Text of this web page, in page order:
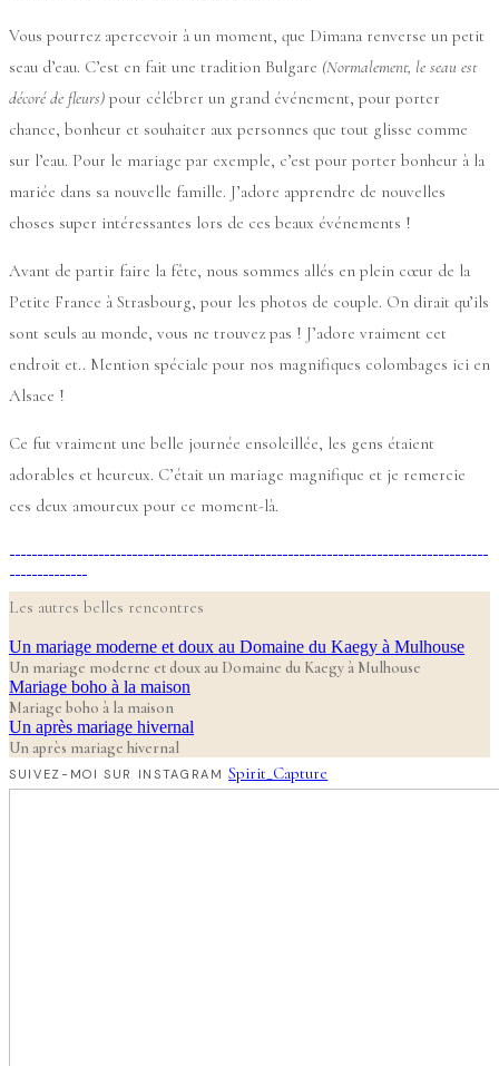
Vous pourrez apercevoir à un moment, que Dimana renverse un petit
seau d’eau. C’est en fait une tradition Bulgare (Normalement, le seau est
décoré de fleurs) pour célébrer un grand événement, pour porter
chance, bonheur et souhaiter aux personnes que tout glisse comme
sur l’eau. Pour le mariage par exemple, c’est pour porter bonheur à la
mariée dans sa nouvelle famille. J’adore apprendre de nouvelles
choses super intéressantes lors de ces beaux événements !
Avant de partir faire la fête, nous sommes allés en plein cœur de la
Petite France à Strasbourg, pour les photos de couple. On dirait qu’ils
sont seuls au monde, vous ne trouvez pas ! J’adore vraiment cet
endroit et.. Mention spéciale pour nos magnifiques colombages ici en
Alsace !
Ce fut vraiment une belle journée ensoleillée, les gens étaient
adorables et heureux. C’était un mariage magnifique et je remercie
ces deux amoureux pour ce moment-là.
Les autres belles rencontres
Un mariage moderne et doux au Domaine du Kaegy à Mulhouse
Un mariage moderne et doux au Domaine du Kaegy à Mulhouse
Mariage boho à la maison
Mariage boho à la maison
Un après mariage hivernal
Un après mariage hivernal
SUIVEZ-MOI SUR INSTAGRAMSpirit_Capture